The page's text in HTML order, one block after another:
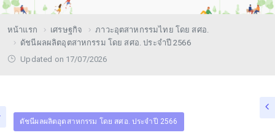
หน้าแรก เศรษฐกิจ
ภาวะอุตสาหกรรมไทย โดย สศอ.
ดัชนีผลผลิตอุตสาหกรรม โดย สศอ. ประจำปี 2566
Updated on 17/07/2026
ดัชนีผลผลิตอุตสาหกรรม โดย สศอ. ประจำปี 2566